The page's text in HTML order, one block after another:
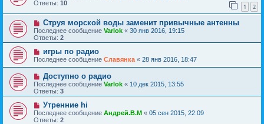
Ответы: 10 1 2
Струя морской воды заменит привычные антенны
Последнее сообщение Varlok « 30 янв 2016, 19:15
Ответы: 2
игры по радио
Последнее сообщение Славянка « 28 янв 2016, 18:47
Доступно о радио
Последнее сообщение Varlok « 10 дек 2015, 13:55
Ответы: 3
Утренние hi
Последнее сообщение Андрей.В.М « 05 сен 2015, 22:09
Ответы: 2